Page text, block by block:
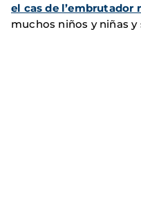
el cas de l’embrutador
muchos niños y niñas y